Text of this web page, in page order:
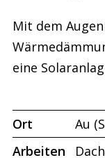
Mit dem
eine
Ort
Au
Arbeiten